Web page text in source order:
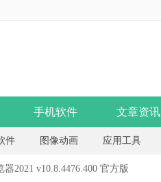
手机软件 文章资讯
件 图像动画 应用工具
器2021 v10.8.4476.400 官方版